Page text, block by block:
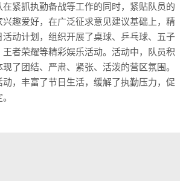
在紧抓执勤备战等工作的同时，紧贴队员的
趣爱好，在广泛征求意见建议基础上，精
活动计划，组织开展了桌球、乒乓球、五子
者荣耀等精彩娱乐活动。活动中，队员积
了团结、严肃、紧张、活泼的营区氛围。
，丰富了节日生活，缓解了执勤压力，促